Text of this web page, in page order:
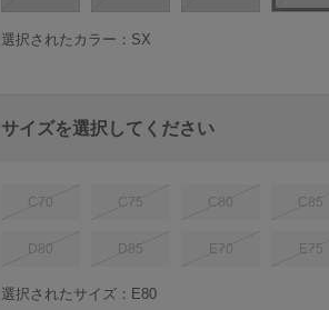
選択されたカラー：SX
サイズを選択してください
C70 C75 C80 C85
D80 D85 E70 E75
選択されたサイズ：E80